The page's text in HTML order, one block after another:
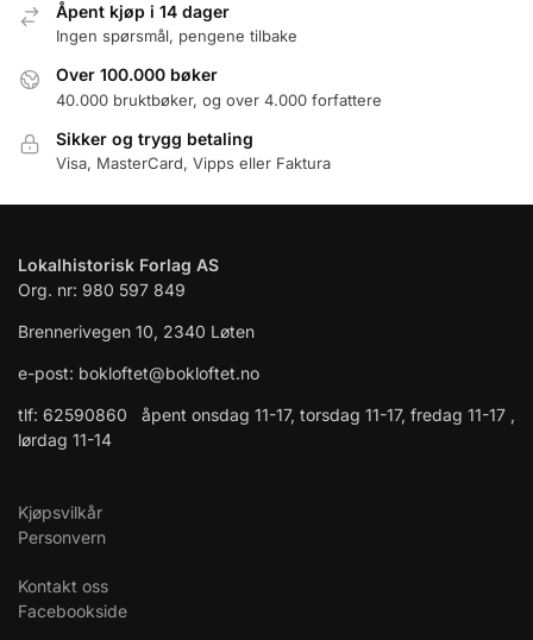
Åpent kjøp i 14 dager
Ingen spørsmål, pengene tilbake
Over 100.000 bøker
40.000 bruktbøker, og over 4.000 forfattere
Sikker og trygg betaling
Visa, MasterCard, Vipps eller Faktura
Lokalhistorisk Forlag AS
Org. nr: 980 597 849
Brennerivegen 10, 2340 Løten
e-post: bokloftet@bokloftet.no
tlf: 62590860 åpent onsdag 11-17, torsdag 11-17, fredag 11-17 ,
lørdag 11-14
Kjøpsvilkår
Personvern
Kontakt oss
Facebookside